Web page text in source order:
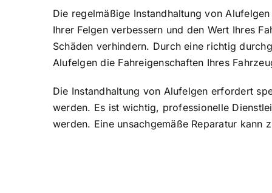
Die regelmäßige Instandhaltung von
Ihrer Felgen verbessern und den Wert Ihres
Schäden verhindern. Durch eine richtig
Alufelgen die Fahreigenschaften Ihres
Die Instandhaltung von Alufelgen erfordert
werden. Es ist wichtig, professionelle
werden. Eine unsachgemäße Reparatur kann